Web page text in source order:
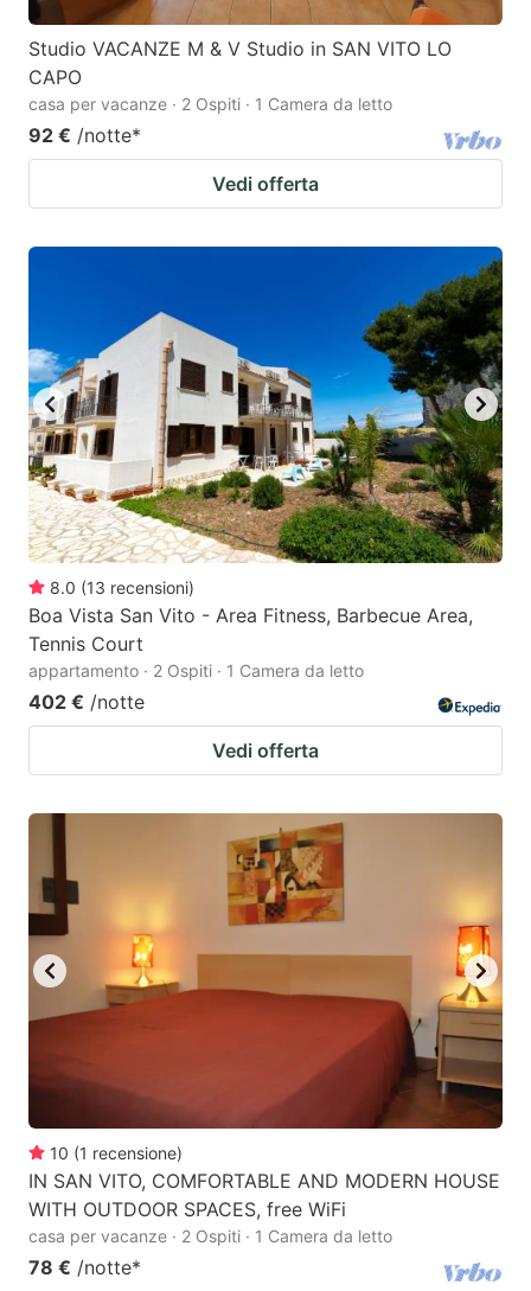
Studio VACANZE M & V Studio in SAN VITO LO
CAPO
casa per vacanze · 2 Ospiti · 1 Camera da letto
92 € /notte*
Vedi offerta
8.0 (13 recensioni)
Boa Vista San Vito - Area Fitness, Barbecue Area,
Tennis Court
appartamento · 2 Ospiti · 1 Camera da letto
402 € /notte
Vedi offerta
10 (1 recensione)
IN SAN VITO, COMFORTABLE AND MODERN HOUSE
WITH OUTDOOR SPACES, free WiFi
casa per vacanze · 2 Ospiti · 1 Camera da letto
78 € /notte*